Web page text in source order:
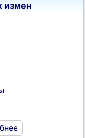
измен